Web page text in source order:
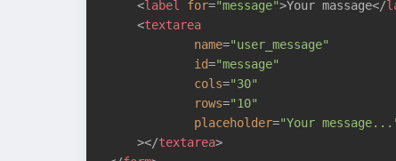
<label for="message">Your massage</
<textarea
name="user_message"
id="message"
cols="30"
rows="10"
placeholder="Your
    >
</textarea>